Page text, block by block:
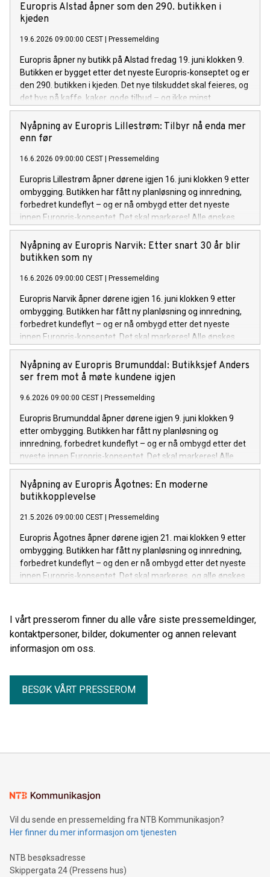
Europris Alstad åpner som den 290. butikken i
kjeden
19.6.2026 09:00:00 CEST | Pressemelding
Europris åpner ny butikk på Alstad fredag 19. juni klokken 9.
Butikken er bygget etter det nyeste Europris-konseptet og er
den 290. butikken i kjeden. Det nye tilskuddet skal feieres, og
det bys på kaffe, kaker, gode tilbud – og ikke minst
goodiebags til de hundre første betalende kundene på
åpningsdagen.
Nyåpning av Europris Lillestrøm: Tilbyr nå enda mer
enn før
16.6.2026 09:00:00 CEST | Pressemelding
Europris Lillestrøm åpner dørene igjen 16. juni klokken 9 etter
ombygging. Butikken har fått ny planløsning og innredning,
forbedret kundeflyt – og er nå ombygd etter det nyeste
innen Europris-konseptet. Det skal markeres! Alle ønskes
velkommen til å bli med og feire. Det bys på kaffe, kaker,
gode tilbud – og ikke minst goodiebags til de 100 første
betalende kundene.
Nyåpning av Europris Narvik: Etter snart 30 år blir
butikken som ny
16.6.2026 09:00:00 CEST | Pressemelding
Europris Narvik åpner dørene igjen 16. juni klokken 9 etter
ombygging. Butikken har fått ny planløsning og innredning,
forbedret kundeflyt – og er nå ombygd etter det nyeste
innen Europris-konseptet. Det skal markeres! Alle ønskes
velkommen til å bli med og feire. Det bys på kaffe, kaker,
gode tilbud – og ikke minst goodiebags til de 100 første
betalende kundene.
Nyåpning av Europris Brumunddal: Butikksjef Anders
ser frem mot å møte kundene igjen
9.6.2026 09:00:00 CEST | Pressemelding
Europris Brumunddal åpner dørene igjen 9. juni klokken 9
etter ombygging. Butikken har fått ny planløsning og
innredning, forbedret kundeflyt – og er nå ombygd etter det
nyeste innen Europris-konseptet. Det skal markeres! Alle
ønskes velkommen til å bli med og feire. Det bys på gode
tilbud – og ikke minst goodiebags til de 100 første betalende
kundene.
Nyåpning av Europris Ågotnes: En moderne
butikkopplevelse
21.5.2026 09:00:00 CEST | Pressemelding
Europris Ågotnes åpner dørene igjen 21. mai klokken 9 etter
ombygging. Butikken har fått ny planløsning og innredning,
forbedret kundeflyt – og den er nå ombygd etter det nyeste
innen Europris-konseptet. Det skal markeres, og alle ønskes
kundene.
I vårt presserom finner du alle våre siste pressemeldinger,
kontaktpersoner, bilder, dokumenter og annen relevant
informasjon om oss.
BESØK VÅRT PRESSEROM
Vil du sende en pressemelding fra NTB Kommunikasjon?
Her finner du mer informasjon om tjenesten
NTB besøksadresse
Skippergata 24 (Pressens hus)